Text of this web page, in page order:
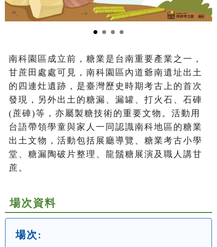
南科園區成立前，糖業是台南重要產業之一，
甘蔗田處處可見，南科園區內道爺南遺址出土
的四連灶遺跡，是臺灣歷史時期考古上的首次
發現，另外出土的糖漏、漏罐、打火石、石硨
(蔗硨)等，亦屬製糖技術的重要文物。活動用
台語帶領學童與家人一同認識南科地區的糖業
出土文物，活動包括展廳導覽、糖業考古小學
堂、糖漏陶破片整理、龍鬚糖展演及職人講甘
蔗。
場次資料
場次: